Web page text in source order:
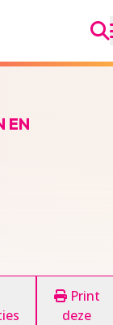
EN
Print
deze